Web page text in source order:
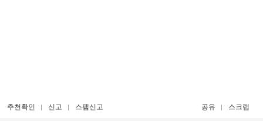
추천확인 신고 스팸신고 공유 스크랩